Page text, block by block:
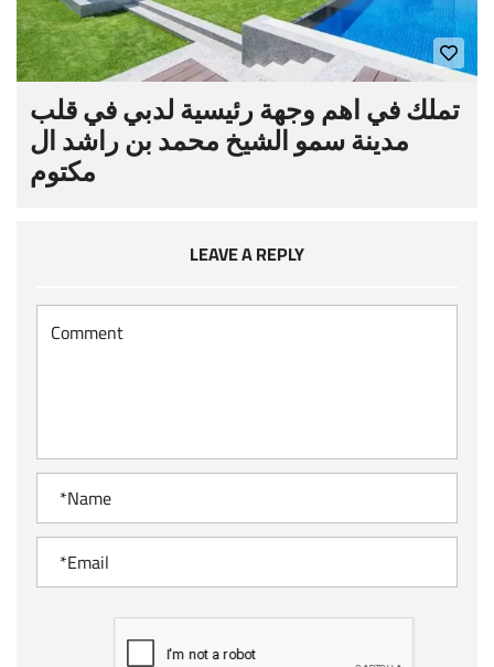
تملك في اهم وجهة رئيسية لدبي في قلب
مدينة سمو الشيخ محمد بن راشد ال
مكتوم
LEAVE A REPLY